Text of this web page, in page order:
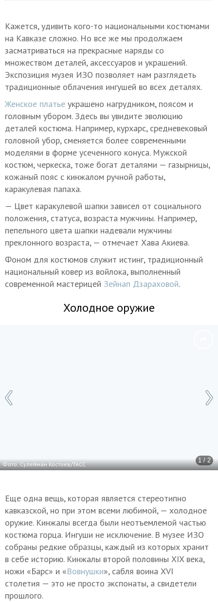
Кажется, удивить кого-то национальными костюмами
на Кавказе сложно. Но все же мы продолжаем
засматриваться на прекрасные наряды со
множеством деталей, аксессуаров и украшений.
Экспозиция музея ИЗО позволяет нам разглядеть
традиционные облачения ингушей во всех деталях.
Женское платье украшено нагрудником, поясом и
головным убором. Здесь вы увидите эволюцию
деталей костюма. Например, курхарс, средневековый
головной убор, сменяется более современными
моделями в форме усеченного конуса. Мужской
костюм, черкеска, тоже богат деталями — газырницы,
кожаный пояс с кинжалом ручной работы,
каракулевая папаха.
— Цвет каракулевой шапки зависел от социального
положения, статуса, возраста мужчины. Например,
пепельного цвета шапки надевали мужчины
преклонного возраста, — отмечает Хава Акиева.
Фоном для костюмов служит истинг, традиционный
национальный ковер из войлока, выполненный
современной мастерицей Зейнап Дзараховой.
Холодное оружие
1 / 2
Фото: Сулейман Костоев/ТАСС
Еще одна вещь, которая является стереотипно
кавказской, но при этом всеми любимой, — холодное
оружие. Кинжалы всегда были неотъемлемой частью
костюма горца. Ингуши не исключение. В музее ИЗО
собраны редкие образцы, каждый из которых хранит
в себе историю. Кинжалы второй половины XIX века,
ножи «Барс» и «Вовнушки», сабля воина XVI
столетия — это не просто экспонаты, а свидетели
прошлого.